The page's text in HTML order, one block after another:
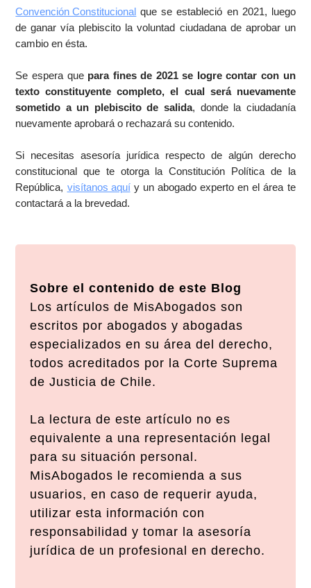
Convención Constitucional que se estableció en 2021, luego
de ganar vía plebiscito la voluntad ciudadana de aprobar un
cambio en ésta.
Se espera que para fines de 2021 se logre contar con un
texto constituyente completo, el cual será nuevamente
sometido a un plebiscito de salida, donde la ciudadanía
nuevamente aprobará o rechazará su contenido.
Si necesitas asesoría jurídica respecto de algún derecho
constitucional que te otorga la Constitución Política de la
República, visítanos aquíy un abogado experto en el área te
contactará a la brevedad.
Sobre el contenido de este Blog
Los artículos de MisAbogados son
escritos por abogados y abogadas
especializados en su área del derecho,
todos acreditados por la Corte Suprema
de Justicia de Chile.
La lectura de este artículo no es
equivalente a una representación legal
para su situación personal.
MisAbogados le recomienda a sus
usuarios, en caso de requerir ayuda,
utilizar esta información con
responsabilidad y tomar la asesoría
jurídica de un profesional en derecho.